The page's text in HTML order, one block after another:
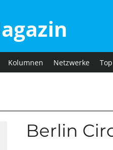
Kolumnen Netzwerke
Berlin